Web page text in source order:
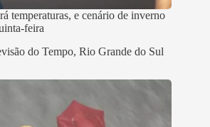
temperaturas, e cenário de inverno
feira
do Tempo, Rio Grande do Sul